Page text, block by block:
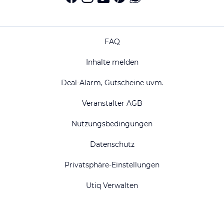
FAQ
Inhalte melden
Deal-Alarm, Gutscheine uvm.
Veranstalter AGB
Nutzungsbedingungen
Datenschutz
Privatsphäre-Einstellungen
Utiq Verwalten